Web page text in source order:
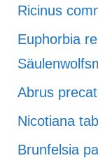
Ricinus
Euphorbia
Abrus
Nicotiana
Brunfelsia